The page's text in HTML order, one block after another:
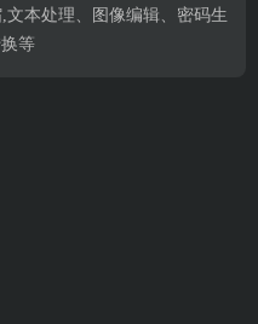
文本处理、图像编辑、密码生
等